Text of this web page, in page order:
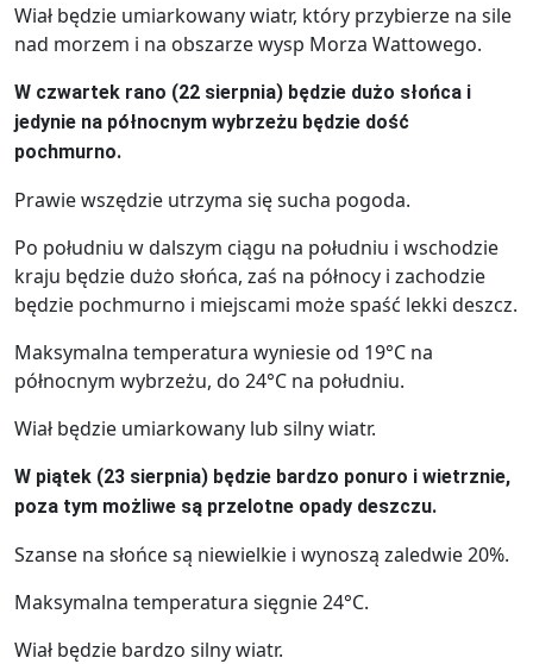
Wiał będzie umiarkowany wiatr, który przybierze na sile
nad morzem i na obszarze wysp Morza Wattowego.
W czwartek rano (22 sierpnia) będzie dużo słońca i
jedynie na północnym wybrzeżu będzie dość
pochmurno.
Prawie wszędzie utrzyma się sucha pogoda.
Po południu w dalszym ciągu na południu i wschodzie
kraju będzie dużo słońca, zaś na północy i zachodzie
będzie pochmurno i miejscami może spaść lekki deszcz.
Maksymalna temperatura wyniesie od 19°C na
północnym wybrzeżu, do 24°C na południu.
Wiał będzie umiarkowany lub silny wiatr.
W piątek (23 sierpnia) będzie bardzo ponuro i wietrznie,
poza tym możliwe są przelotne opady deszczu.
Szanse na słońce są niewielkie i wynoszą zaledwie 20%.
Maksymalna temperatura sięgnie 24°C.
Wiał będzie bardzo silny wiatr.